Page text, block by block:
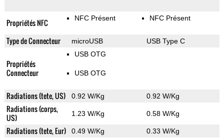
Propriétés NFC NFC Présent NFC Présent
Type de Connecteur microUSB USB Type C
Propriétés
Connecteur
USB OTG
USB OTG
Radiations (tete, US) 0.92 W/Kg 0.92 W/Kg
Radiations (corps,
US)
1.23 W/Kg 0.58 W/Kg
Radiations (tete, Eur) 0.49 W/Kg 0.33 W/Kg